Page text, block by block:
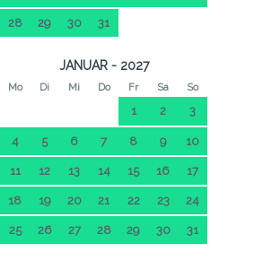
28 29 30 31
JANUAR - 2027
Mo Di Mi Do Fr Sa So
1 2 3
4 5 6 7 8 9 10
11 12 13 14 15 16 17
18 19 20 21 22 23 24
25 26 27 28 29 30 31